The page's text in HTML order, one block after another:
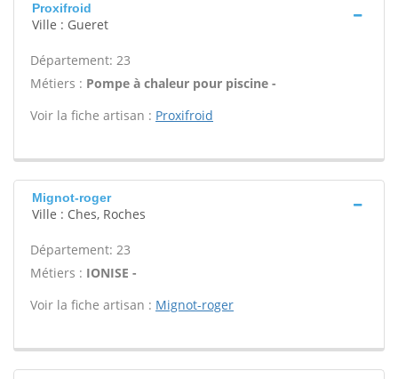
Proxifroid
Ville : Gueret
Département: 23
Métiers : Pompe à chaleur pour piscine -
Voir la fiche artisan : Proxifroid
Mignot-roger
Ville : Ches, Roches
Département: 23
Métiers : IONISE -
Voir la fiche artisan : Mignot-roger